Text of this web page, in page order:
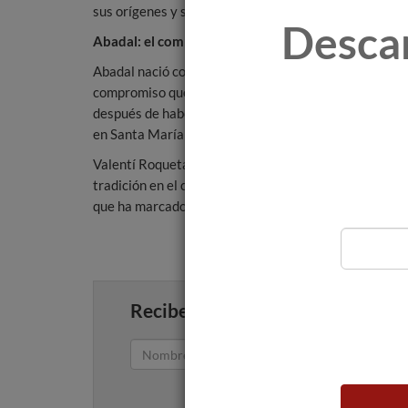
sus orígenes y su futuro.
Abadal: el compromiso de explicar el territorio a
Abadal nació con el compromiso de expresar con
compromiso que ha mantenido la familia Roqueta
después de haber fundado en 1898 una bodega en
en Santa María de Aviñón para fundar Abadal.
Valentí Roqueta quiso establecer la bodega en la
tradición en el cultivo de la vid. Una clara apuesta
que ha marcado claramente el rumbo de la bodega
Recibe artículos como este en